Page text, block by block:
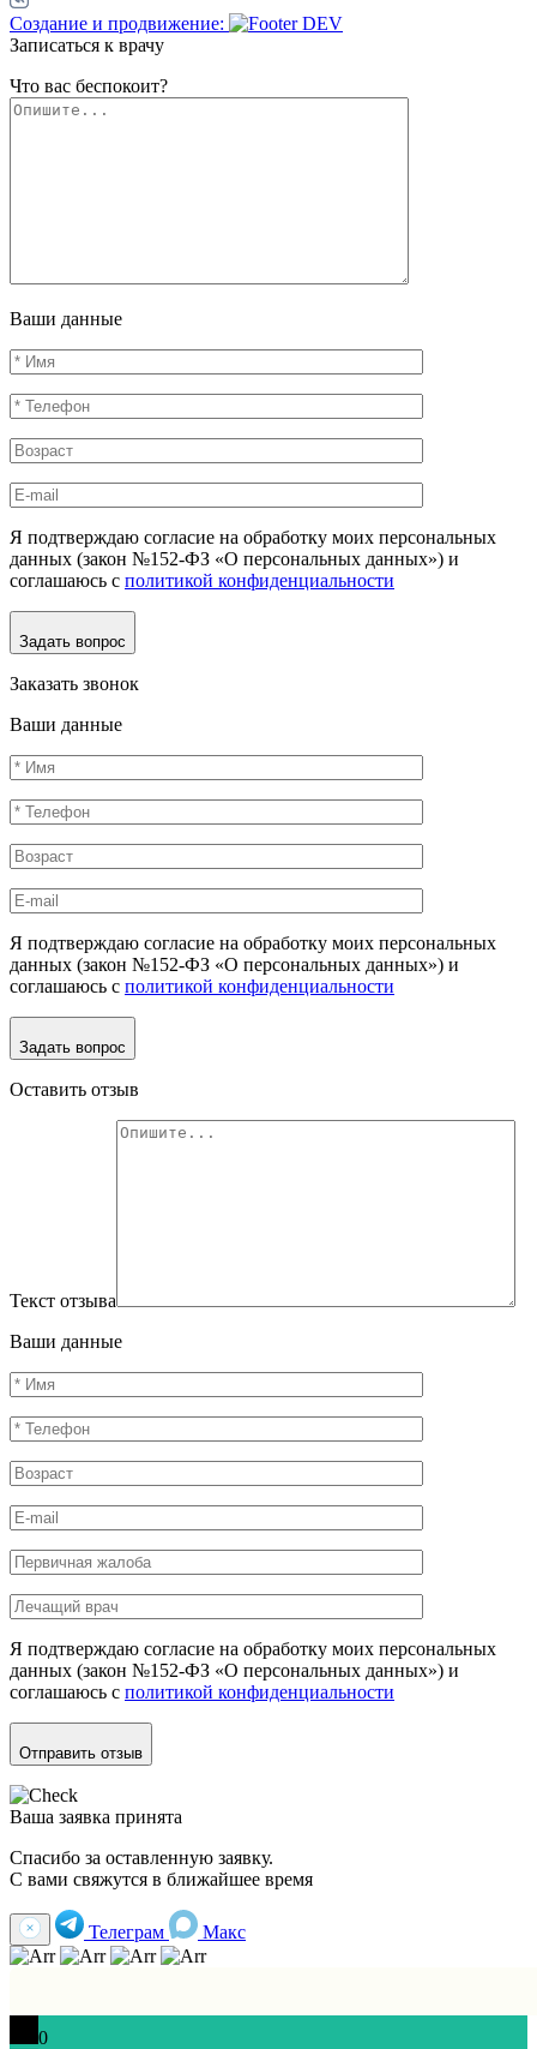
Создание и продвижение:
Записаться к врачу
Что вас беспокоит?
Ваши данные
Я подтверждаю согласие на обработку моих персональных
данных (закон №152-ФЗ «О персональных данных») и
соглашаюсь с политикой конфиденциальности
Задать вопрос
Заказать звонок
Ваши данные
Я подтверждаю согласие на обработку моих персональных
данных (закон №152-ФЗ «О персональных данных») и
соглашаюсь с политикой конфиденциальности
Задать вопрос
Оставить отзыв
Текст отзыва
Ваши данные
Я подтверждаю согласие на обработку моих персональных
данных (закон №152-ФЗ «О персональных данных») и
соглашаюсь с политикой конфиденциальности
Отправить отзыв
Ваша заявка принята
Спасибо за оставленную заявку.
С вами свяжутся в ближайшее время
Телеграм Макс
0